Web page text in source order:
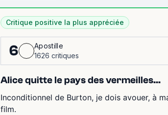
Critique positive la plus appréciée
6
Apostille
1626 critiques
Alice quitte le pays des vermeilles...
Inconditionnel de Burton, je dois avouer, à
film.